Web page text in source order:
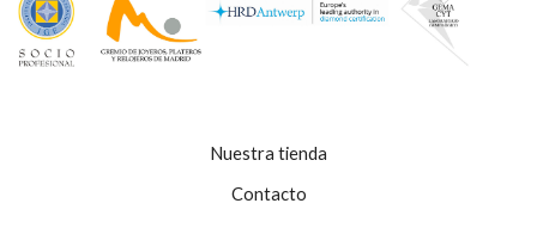
Nuestra tienda
Contacto